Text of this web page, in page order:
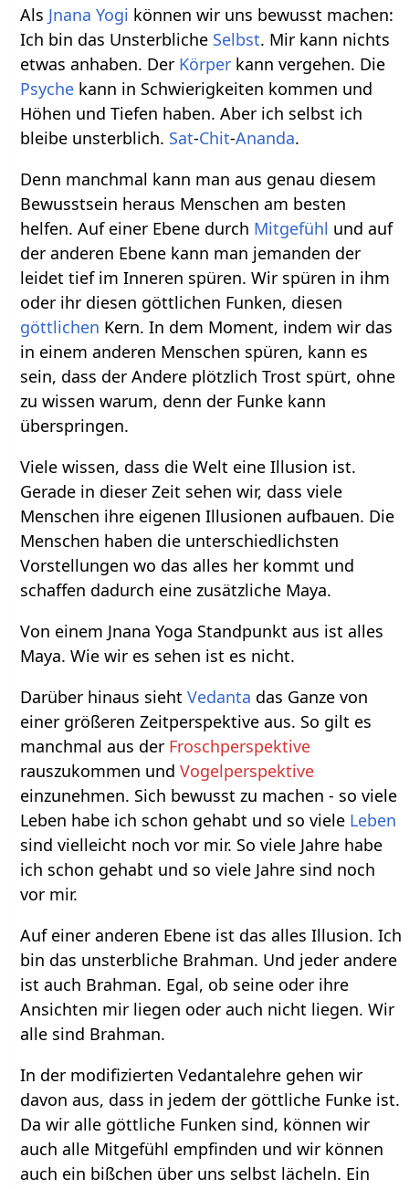
Als Jnana Yogi können wir uns bewusst machen:
Ich bin das Unsterbliche Selbst. Mir kann nichts
etwas anhaben. Der Körper kann vergehen. Die
Psyche kann in Schwierigkeiten kommen und
Höhen und Tiefen haben. Aber ich selbst ich
bleibe unsterblich. Sat-Chit-Ananda.
Denn manchmal kann man aus genau diesem
Bewusstsein heraus Menschen am besten
helfen. Auf einer Ebene durch Mitgefühl und auf
der anderen Ebene kann man jemanden der
leidet tief im Inneren spüren. Wir spüren in ihm
oder ihr diesen göttlichen Funken, diesen
göttlichen Kern. In dem Moment, indem wir das
in einem anderen Menschen spüren, kann es
sein, dass der Andere plötzlich Trost spürt, ohne
zu wissen warum, denn der Funke kann
überspringen.
Viele wissen, dass die Welt eine Illusion ist.
Gerade in dieser Zeit sehen wir, dass viele
Menschen ihre eigenen Illusionen aufbauen. Die
Menschen haben die unterschiedlichsten
Vorstellungen wo das alles her kommt und
schaffen dadurch eine zusätzliche Maya.
Von einem Jnana Yoga Standpunkt aus ist alles
Maya. Wie wir es sehen ist es nicht.
Darüber hinaus siehtVedanta das Ganze von
einer größeren Zeitperspektive aus. So gilt es
manchmal aus der Froschperspektive
rauszukommen undVogelperspektive
einzunehmen. Sich bewusst zu machen - so viele
Leben habe ich schon gehabt und so viele Leben
sind vielleicht noch vor mir. So viele Jahre habe
ich schon gehabt und so viele Jahre sind noch
vor mir.
Auf einer anderen Ebene ist das alles Illusion. Ich
bin das unsterbliche Brahman. Und jeder andere
ist auch Brahman. Egal, ob seine oder ihre
Ansichten mir liegen oder auch nicht liegen. Wir
alle sind Brahman.
In der modifizierten Vedantalehre gehen wir
davon aus, dass in jedem der göttliche Funke ist.
Da wir alle göttliche Funken sind, können wir
auch alle Mitgefühl empfinden und wir können
auch ein bißchen über uns selbst lächeln. Ein